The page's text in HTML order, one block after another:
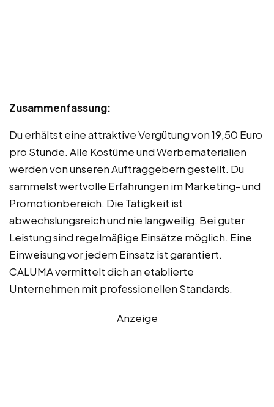
Zusammenfassung:
Du erhältst eine attraktive Vergütung von 19,50 Euro
pro Stunde. Alle Kostüme und Werbematerialien
werden von unseren Auftraggebern gestellt. Du
sammelst wertvolle Erfahrungen im Marketing- und
Promotionbereich. Die Tätigkeit ist
abwechslungsreich und nie langweilig. Bei guter
Leistung sind regelmäßige Einsätze möglich. Eine
Einweisung vor jedem Einsatz ist garantiert.
CALUMA vermittelt dich an etablierte
Unternehmen mit professionellen Standards.
Anzeige